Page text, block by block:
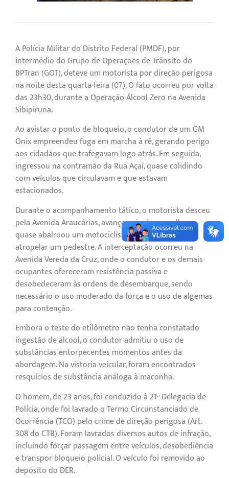
A Polícia Militar do Distrito Federal (PMDF), por
intermédio do Grupo de Operações de Trânsito do
BPTran (GOT), deteve um motorista por direção perigosa
na noite desta quarta-feira (07). O fato ocorreu por volta
das 23h30, durante a Operação Álcool Zero na Avenida
Sibipiruna.
Ao avistar o ponto de bloqueio, o condutor de um GM
Onix empreendeu fuga em marcha à ré, gerando perigo
aos cidadãos que trafegavam logo atrás. Em seguida,
ingressou na contramão da Rua Açaí, quase colidindo
com veículos que circulavam e que estavam
estacionados.
Durante o acompanhamento tático, o motorista desceu
pela Avenida Araucárias, avançou sinais vermelhos e
quase abalroou um motociclista, além de quase
atropelar um pedestre. A interceptação ocorreu na
Avenida Vereda da Cruz, onde o condutor e os demais
ocupantes ofereceram resistência passiva e
desobedeceram às ordens de desembarque, sendo
necessário o uso moderado da força e o uso de algemas
para contenção.
Embora o teste do etilômetro não tenha constatado
ingestão de álcool, o condutor admitiu o uso de
substâncias entorpecentes momentos antes da
abordagem. Na vistoria veicular, foram encontrados
resquícios de substância análoga à maconha.
O homem, de 23 anos, foi conduzido à 21ª Delegacia de
Polícia, onde foi lavrado o Termo Circunstanciado de
Ocorrência (TCO) pelo crime de direção perigosa (Art.
308 do CTB). Foram lavrados diversos autos de infração,
incluindo forçar passagem entre veículos, desobediência
e transpor bloqueio policial. O veículo foi removido ao
depósito do DER.